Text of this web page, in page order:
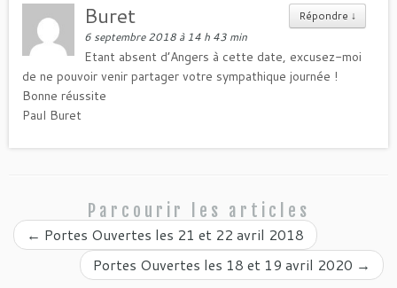
Répondre ↓
Buret
6 septembre 2018 à 14 h 43 min
Etant absent d’Angers à cette date, excusez-moi
de ne pouvoir venir partager votre sympathique journée !
Bonne réussite
Paul Buret
Parcourir les articles
← Portes Ouvertes les 21 et 22 avril 2018
Portes Ouvertes les 18 et 19 avril 2020 →